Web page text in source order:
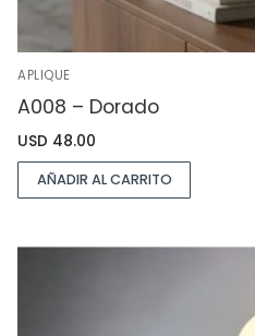
APLIQUE
A008 – Dorado
USD 48.00
AÑADIR AL CARRITO